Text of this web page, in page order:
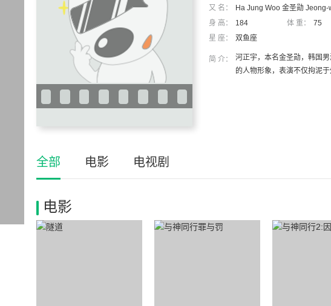
又 名： Ha Jung Woo 金圣勋 Jeong-
身 高：
184 体 重：
75
星 座：
双鱼座
简 介：
河正宇，本名金圣勋，韩国
的人物形象，表演不仅拘泥
全部 电影 电视剧
电影